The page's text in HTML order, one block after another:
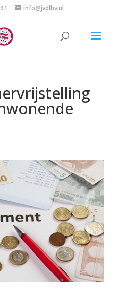
info@jvdlbv.nl